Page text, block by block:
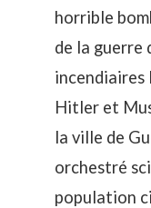
horrible
de la guerre
incendiaires
Hitler et
la ville de
orchestré
population